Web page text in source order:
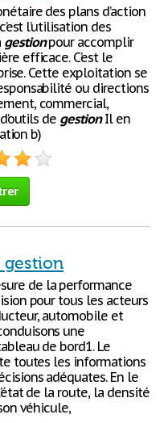
des plans d’action
l’utilisation des
gestionpour accomplir
efficace. C’est le
Cette exploitation se
ou directions
commercial,
de gestionIl en
b)
gestion
de la performance
pour tous les acteurs
automobile et
une
de bord1. Le
toutes les informations
adéquates. En le
de la route, la densité
véhicule,